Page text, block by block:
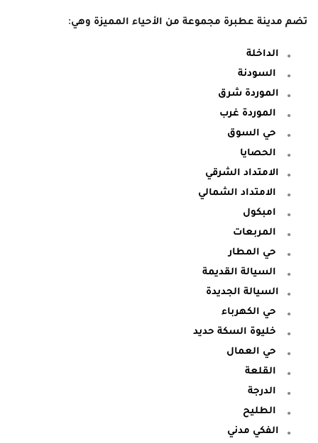
تضم مدينة عطبرة مجموعة من الأحياء المميزة وهي:
الداخلة
السودنة
الموردة شرق
الموردة غرب
حي السوق
الحصايا
الامتداد الشرقي
الامتداد الشمالي
امبكول
المربعات
حي المطار
السيالة القديمة
السيالة الجديدة
حي الكهرباء
خليوة السكة حديد
حي العمال
القلعة
الدرجة
الطليح
الفكي مدني